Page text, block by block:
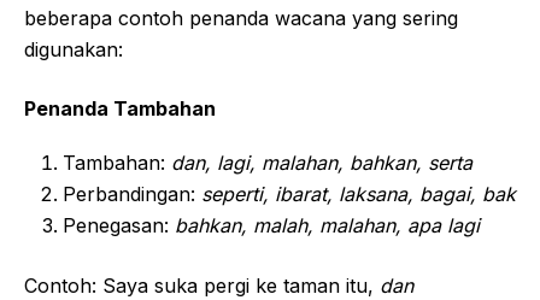
beberapa contoh penanda wacana yang sering
digunakan:
Penanda Tambahan
Tambahan: dan, lagi, malahan, bahkan, serta
Perbandingan: seperti, ibarat, laksana, bagai, bak
Penegasan: bahkan, malah, malahan, apa lagi
Contoh: Saya suka pergi ke taman itu, dan